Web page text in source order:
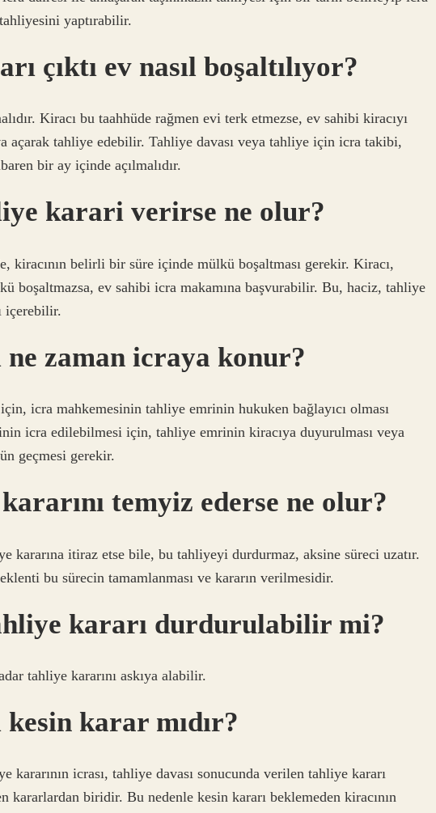
yaptırabilir.
çıktı ev nasıl boşaltılıyor?
Kiracı bu taahhüde rağmen evi terk etmezse, ev sahibi kiracıyı
açarak tahliye edebilir. Tahliye davası veya tahliye için icra takibi,
bir ay içinde açılmalıdır.
karari verirse ne olur?
kiracının belirli bir süre içinde mülkü boşaltması gerekir. Kiracı,
boşaltmazsa, ev sahibi icra makamına başvurabilir. Bu, haciz, tahliye
içerebilir.
zaman icraya konur?
icra mahkemesinin tahliye emrinin hukuken bağlayıcı olması
icra edilebilmesi için, tahliye emrinin kiracıya duyurulması veya
geçmesi gerekir.
temyiz ederse ne olur?
kararına itiraz etse bile, bu tahliyeyi durdurmaz, aksine süreci uzatır.
bu sürecin tamamlanması ve kararın verilmesidir.
kararı durdurulabilir mi?
tahliye kararını askıya alabilir.
karar mıdır?
kararının icrası, tahliye davası sonucunda verilen tahliye kararı
kararlardan biridir. Bu nedenle kesin kararı beklemeden kiracının